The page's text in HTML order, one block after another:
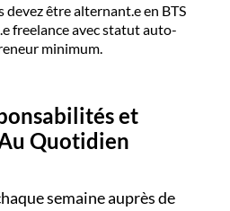
devez être alternant.e en BTS
freelance avec statut auto-
minimum.
et
Quotidien
semaine auprès de